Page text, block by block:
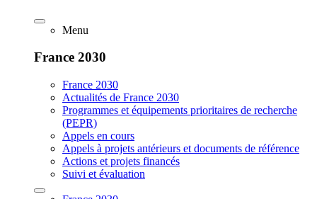
Menu
France 2030
France 2030
Actualités de France 2030
Programmes et équipements prioritaires de recherche
(PEPR)
Appels en cours
Appels à projets antérieurs et documents de référence
Actions et projets financés
Suivi et évaluation